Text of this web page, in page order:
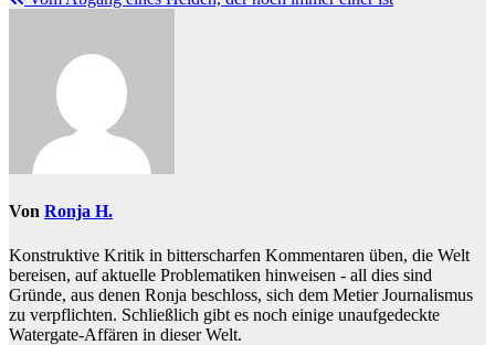
Von Ronja H.
Konstruktive Kritik in bitterscharfen Kommentaren üben, die Welt
bereisen, auf aktuelle Problematiken hinweisen - all dies sind
Gründe, aus denen Ronja beschloss, sich dem Metier Journalismus
zu verpflichten. Schließlich gibt es noch einige unaufgedeckte
Watergate-Affären in dieser Welt.